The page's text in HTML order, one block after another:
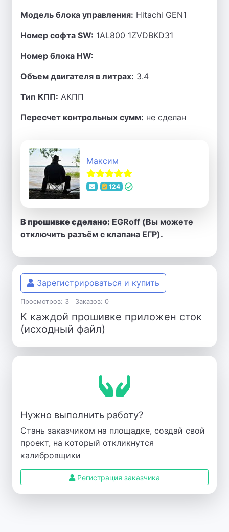
Модель блока управления: Hitachi GEN1
Номер софта SW: 1AL800 1ZVDBKD31
Номер блока HW:
Объем двигателя в литрах: 3.4
Тип КПП: АКПП
Пересчет контрольных сумм: не сделан
Максим
124
В прошивке сделано: EGRoff (Вы можете
отключить разъём с клапана ЕГР).
Зарегистрироваться и купить
Просмотров: 3 Заказов: 0
К каждой прошивке приложен сток
(исходный файл)
Нужно выполнить работу?
Стань заказчиком на площадке, создай свой
проект, на который откликнутся
калибровщики
Регистрация заказчика